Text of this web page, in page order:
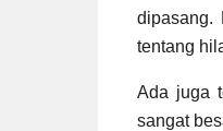
dipasang.
tentang
Ada juga
sangat